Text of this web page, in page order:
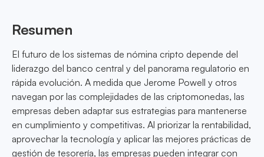
Resumen
El futuro de los sistemas de nómina cripto depende del
liderazgo del banco central y del panorama regulatorio en
rápida evolución. A medida que Jerome Powell y otros
navegan por las complejidades de las criptomonedas, las
empresas deben adaptar sus estrategias para mantenerse
en cumplimiento y competitivas. Al priorizar la rentabilidad,
aprovechar la tecnología y aplicar las mejores prácticas de
gestión de tesorería, las empresas pueden integrar con